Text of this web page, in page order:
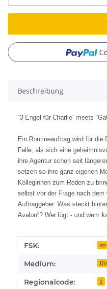
Beschreibung
“3 Engel für Charlie” meets
Ein Routineauftrag wird für die
Falle, als sich eine
ihre Agentur schon seit
setzen so ihre ganz eigenen
Kolleginnen zum Reden zu
selbst vor der Frage nach dem
Auftraggeber. Was steckt
Avalon“? Wer lügt - und wem
Produkteigenschaft
Wert
FSK:
Medium:
Regionalcode: 2